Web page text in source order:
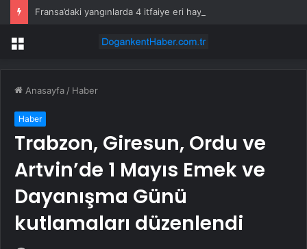
Fransa’daki yangınlarda 4 itfaiye eri hayatını kaybetti
Menü
Anasayfa / Haber
Haber
Trabzon, Giresun, Ordu ve
Artvin’de 1 Mayıs Emek ve
Dayanışma Günü
kutlamaları düzenlendi